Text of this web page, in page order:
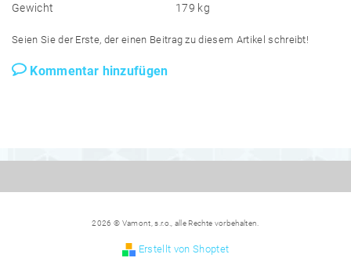
Gewicht 179 kg
Seien Sie der Erste, der einen Beitrag zu diesem Artikel schreibt!
Kommentar hinzufügen
2026 © Vamont, s.r.o., alle Rechte vorbehalten.
Erstellt von Shoptet